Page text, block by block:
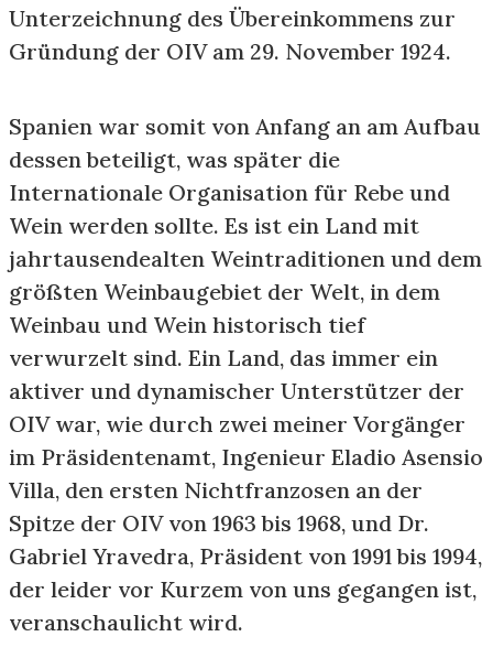
Unterzeichnung des Übereinkommens zur
Gründung der OIV am 29. November 1924.
Spanien war somit von Anfang an am Aufbau
dessen beteiligt, was später die
Internationale Organisation für Rebe und
Wein werden sollte. Es ist ein Land mit
jahrtausendealten Weintraditionen und dem
größten Weinbaugebiet der Welt, in dem
Weinbau und Wein historisch tief
verwurzelt sind. Ein Land, das immer ein
aktiver und dynamischer Unterstützer der
OIV war, wie durch zwei meiner Vorgänger
im Präsidentenamt, Ingenieur Eladio Asensio
Villa, den ersten Nichtfranzosen an der
Spitze der OIV von 1963 bis 1968, und Dr.
Gabriel Yravedra, Präsident von 1991 bis 1994,
der leider vor Kurzem von uns gegangen ist,
veranschaulicht wird.